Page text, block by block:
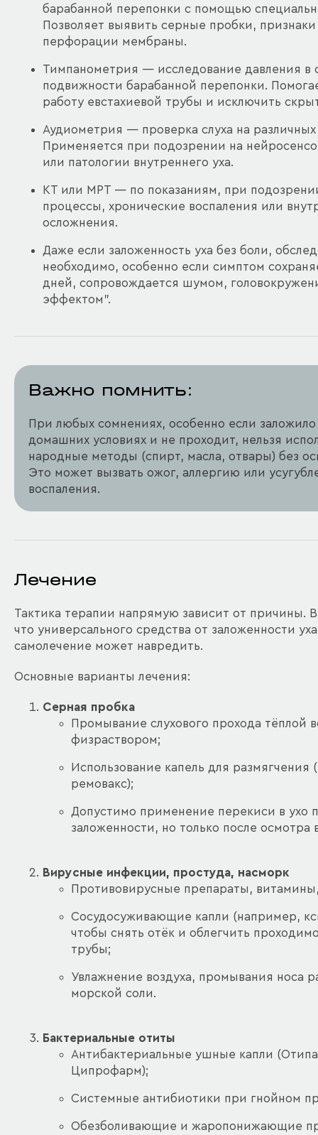
барабанной перепонки с помощью
Позволяет выявить серные пробки, признаки
перфорации мембраны.
Тимпанометрия — исследование давления в
подвижности барабанной перепонки.
работу евстахиевой трубы и исключить
Аудиометрия — проверка слуха на различных
Применяется при подозрении на
или патологии внутреннего уха.
КТ или МРТ — по показаниям, при
процессы, хронические воспаления или
осложнения.
Даже если заложенность уха без боли,
необходимо, особенно если симптом
дней, сопровождается шумом,
эффектом".
Важно помнить:
При любых сомнениях, особенно если заложило
домашних условиях и не проходит, нельзя
народные методы (спирт, масла, отвары) без
Это может вызвать ожог, аллергию или
воспаления.
Лечение
Тактика терапии напрямую зависит от причины.
что универсального средства от заложенности
самолечение может навредить.
Основные варианты лечения:
Серная пробка
Промывание слухового прохода тёплой
физраствором;
Использование капель для размягчения
ремовакс);
Допустимо применение перекиси в ухо
заложенности, но только после осмотра
Вирусные инфекции, простуда, насморк
Противовирусные препараты,
Сосудосуживающие капли (например,
чтобы снять отёк и облегчить
трубы;
Увлажнение воздуха, промывания носа
морской соли.
Бактериальные отиты
Антибактериальные ушные капли
Ципрофарм);
Системные антибиотики при гнойном
Обезболивающие и жаропонижающие